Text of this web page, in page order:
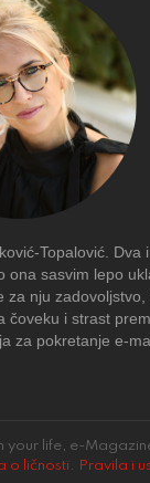
Topalović. Dva
ona sasvim lepo
za nju zadovoljstvo,
čoveku i strast
za pokretanje e-
your life, e-
o ličnosti . Pravila i